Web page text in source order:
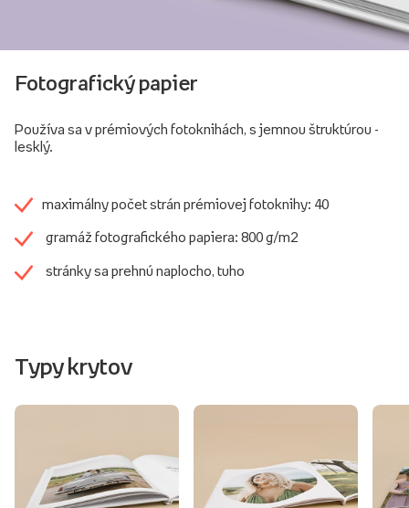
Fotografický papier
Používa sa v prémiových fotoknihách, s jemnou štruktúrou -
lesklý.
maximálny počet strán prémiovej fotoknihy: 40
gramáž fotografického papiera: 800 g/m2
stránky sa prehnú naplocho, tuho
Typy krytov